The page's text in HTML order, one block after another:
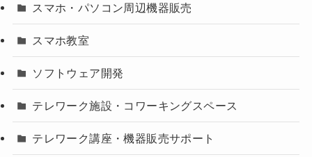
スマホ・パソコン周辺機器販売
スマホ教室
ソフトウェア開発
テレワーク施設・コワーキングスペース
テレワーク講座・機器販売サポート